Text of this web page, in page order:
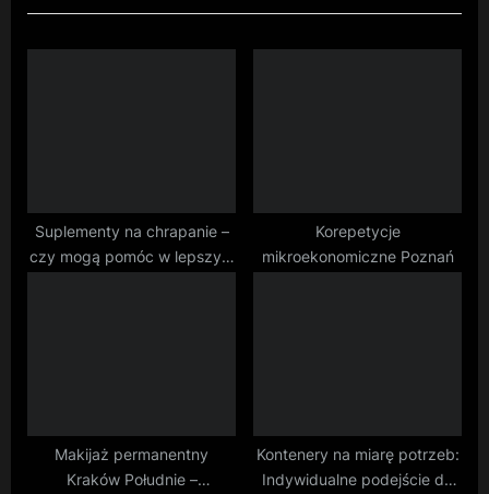
v
i
s
t
t
P
Suplementy na chrapanie –
czy mogą pomóc w lepszym
Korepetycje
mikroekonomiczne Poznań
Makijaż permanentny
Kraków Południe –
Kontenery na miarę potrzeb:
Indywidualne podejście do